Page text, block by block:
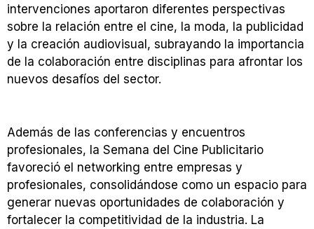
intervenciones aportaron diferentes perspectivas
sobre la relación entre el cine, la moda, la publicidad
y la creación audiovisual, subrayando la importancia
de la colaboración entre disciplinas para afrontar los
nuevos desafíos del sector.
Además de las conferencias y encuentros
profesionales, la Semana del Cine Publicitario
favoreció el networking entre empresas y
profesionales, consolidándose como un espacio para
generar nuevas oportunidades de colaboración y
fortalecer la competitividad de la industria. La